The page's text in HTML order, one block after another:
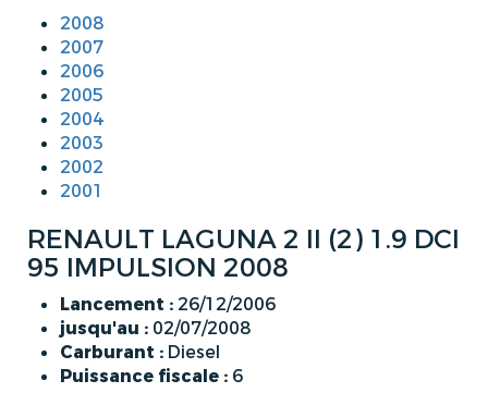
2008
2007
2006
2005
2004
2003
2002
2001
RENAULT LAGUNA 2 II (2) 1.9 DCI
95 IMPULSION 2008
Lancement : 26/12/2006
jusqu'au : 02/07/2008
Carburant : Diesel
Puissance fiscale : 6